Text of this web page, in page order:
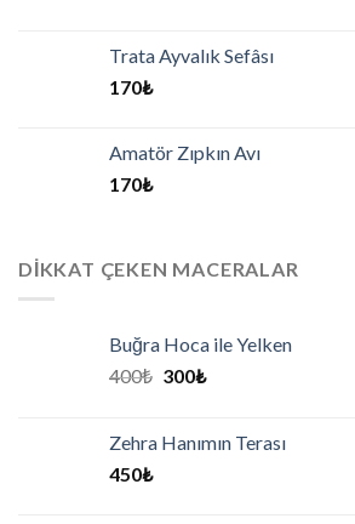
Trata Ayvalık Sefâsı
170₺
Amatör Zıpkın Avı
170₺
DIKKAT ÇEKEN MACERALAR
Buğra Hoca ile Yelken
400₺ 300₺
Zehra Hanımın Terası
450₺